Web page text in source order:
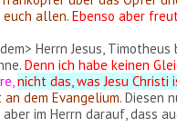
euch allen.Ebenso aber
Herrn Jesus,
Denn ich habe keinen
nicht das, was Jesu Christi
dem Evangelium. Diesen
im Herrn darauf, dass